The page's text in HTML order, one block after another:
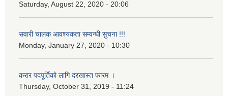
Saturday, August 22, 2020 - 20:06
सवारी चालक आवश्यकता सम्वन्धी सुचना !!!
Monday, January 27, 2020 - 10:30
करार पदपूर्तिको लागि दरखास्त फारम ।
Thursday, October 31, 2019 - 11:24